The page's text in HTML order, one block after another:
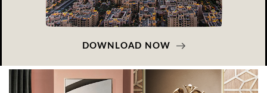
DOWNLOAD NOW